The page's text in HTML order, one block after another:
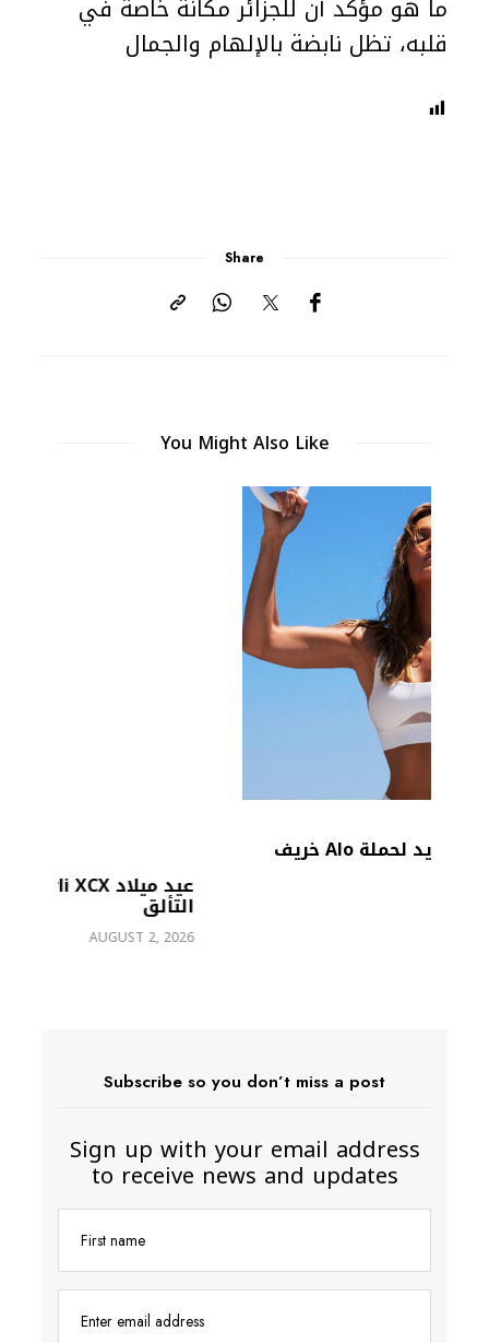
ما هو مؤكد أن للجزائر مكانة خاصة في
قلبه، تظل نابضة بالإلهام والجمال
Share
You Might Also Like
Subscribe so you don’t miss a post
Sign up with your email address
to receive news and updates
First name
Enter email address